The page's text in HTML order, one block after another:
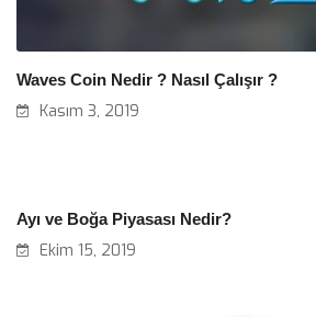
Waves Coin Nedir ? Nasıl Çalışır ?
Kasım 3, 2019
Ayı ve Boğa Piyasası Nedir?
Ekim 15, 2019